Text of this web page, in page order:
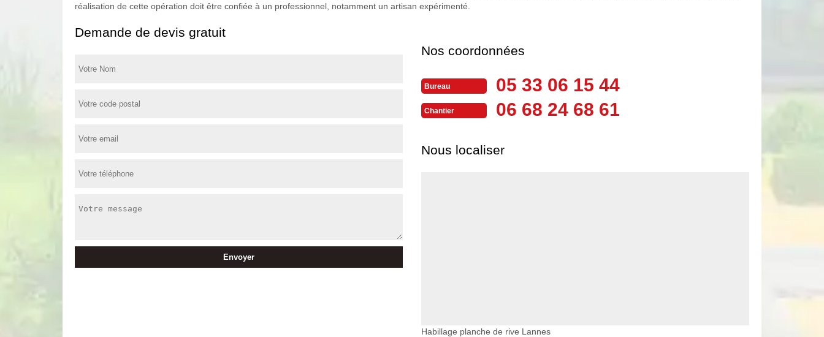
réalisation de cette opération doit être confiée à un professionnel, notamment un artisan expérimenté.
Demande de devis gratuit
Nos coordonnées
Bureau 05 33 06 15 44
Chantier 06 68 24 68 61
Nous localiser
Habillage planche de rive Lannes